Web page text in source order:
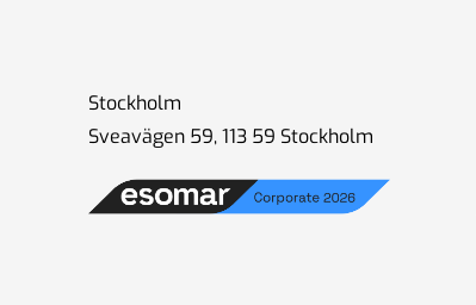
Stockholm
Sveavägen 59, 113 59 Stockholm